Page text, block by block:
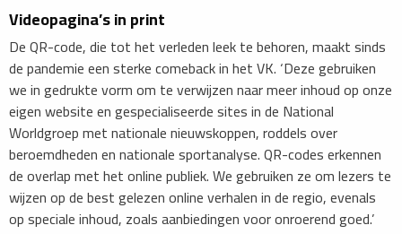
Videopagina’s in print
De QR-code, die tot het verleden leek te behoren, maakt sinds
de pandemie een sterke comeback in het VK. ‘Deze gebruiken
we in gedrukte vorm om te verwijzen naar meer inhoud op onze
eigen website en gespecialiseerde sites in de National
Worldgroep met nationale nieuwskoppen, roddels over
beroemdheden en nationale sportanalyse. QR-codes erkennen
de overlap met het online publiek. We gebruiken ze om lezers te
wijzen op de best gelezen online verhalen in de regio, evenals
op speciale inhoud, zoals aanbiedingen voor onroerend goed.’